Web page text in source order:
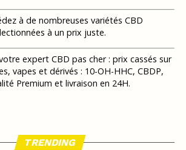
à de nombreuses variétés CBD
à un prix juste.
expert CBD pas cher : prix cassés sur
vapes et dérivés : 10-OH-HHC, CBDP,
Premium et livraison en 24H.
TRENDING